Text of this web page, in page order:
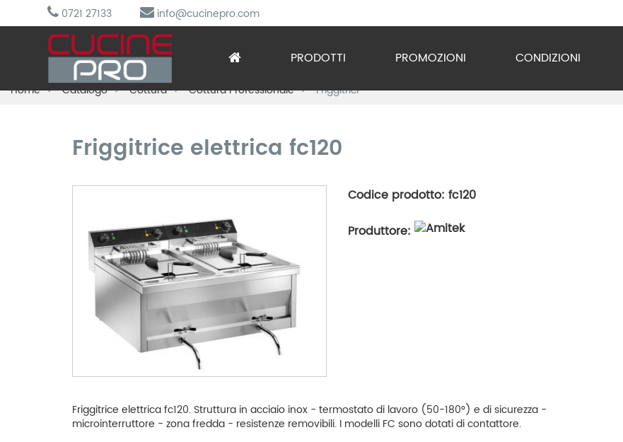
0721 27133 info@cucinepro.com
PRODOTTI
Arredo Inox
Preparazione
Refrigerazione
Sottovuoto
PROMOZIONI CONDIZIONI
Home Catalogo Cottura Cottura Professionale Friggitrici
Friggitrice elettrica fc120
Codice prodotto: fc120
Produttore:
Friggitrice elettrica fc120. Struttura in acciaio inox - termostato di lavoro (50-180°) e di sicurezza -
microinterruttore - zona fredda - resistenze removibili. I modelli FC sono dotati di contattore.